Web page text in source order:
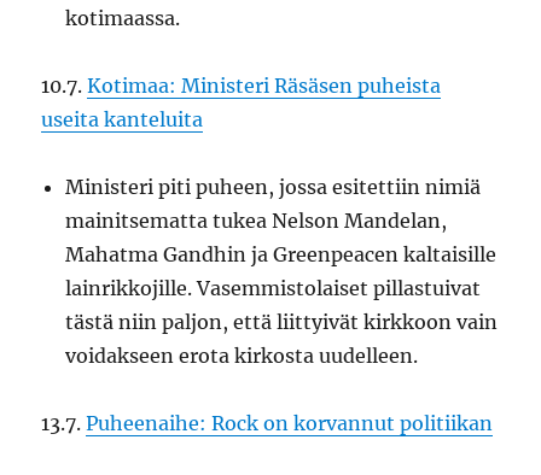
kotimaassa.
10.7.Kotimaa: Ministeri Räsäsen puheista
useita kanteluita
Ministeri piti puheen, jossa esitettiin nimiä
mainitsematta tukea Nelson Mandelan,
Mahatma Gandhin ja Greenpeacen kaltaisille
lainrikkojille. Vasemmistolaiset pillastuivat
tästä niin paljon, että liittyivät kirkkoon vain
voidakseen erota kirkosta uudelleen.
13.7.Puheenaihe: Rock on korvannut politiikan